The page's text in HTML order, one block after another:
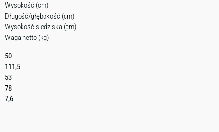
Wysokość (cm)
Długość/głębokość (cm)
Wysokość siedziska (cm)
Waga netto (kg)
50
111,5
53
78
7,6